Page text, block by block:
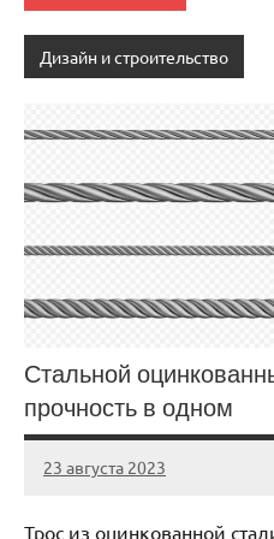
Дизайн и строительство
Стальной
прочность в одном
23 августа 2023
Avtor
Нет
Трос из оцинкованной